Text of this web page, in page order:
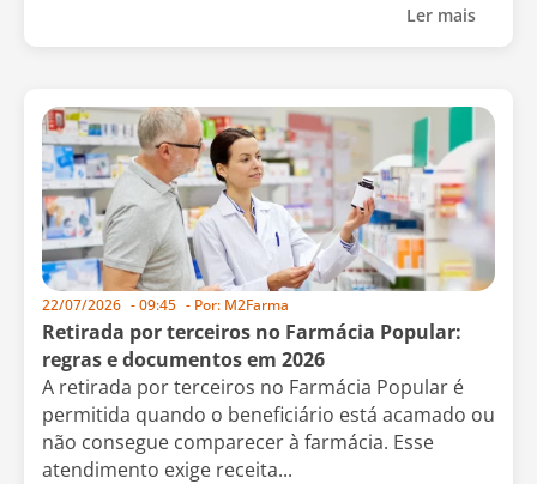
Ler mais
22/07/2026 -09:45 - Por: M2Farma
Retirada por terceiros no Farmácia Popular:
regras e documentos em 2026
A retirada por terceiros no Farmácia Popular é
permitida quando o beneficiário está acamado ou
não consegue comparecer à farmácia. Esse
atendimento exige receita...